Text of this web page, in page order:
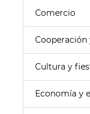
Comercio
Cultura y
Economía y